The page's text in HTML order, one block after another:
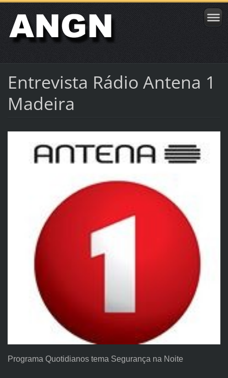
Entrevista Rádio Antena 1
Madeira
Programa Quotidianos tema Segurança na Noite